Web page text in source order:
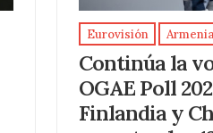
Eurovisión
Continúa la
OGAE Poll
Finlandia y